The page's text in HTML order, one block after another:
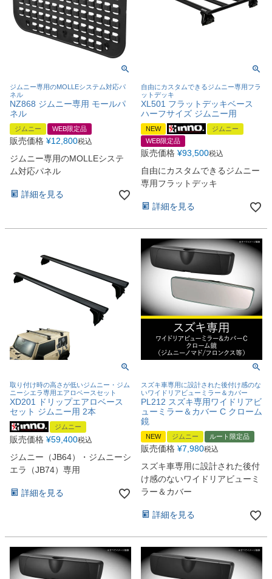
ジムニー専用のMOLLEシステム対応パ
ネル
NZ868 ジムニー専用 モールパ
ネル
ジムニー WEB限定品
販売価格 ¥12,800税込
ジムニー専用のMOLLEシステ
ム対応パネル
詳細を見る
自由にカスタムできるジムニー専用フラ
ットデッキ
XL501 フラットデッキベース
ハーフサイズ ジムニー用
NEW
ジムニー
WEB限定品
販売価格 ¥93,500税込
自由にカスタムできるジムニー
専用フラットデッキ
詳細を見る
取り付け時の高さが低いジムニー・ジム
ニーシエラ専用エアロベースセット
XD201 ドリップエアロベース
セット ジムニー用 2本
ジムニー
販売価格 ¥59,400税込
ジムニー（JB64）・ジムニーシ
エラ（JB74）専用
詳細を見る
スズキ車専用に設計された後付け感のな
いワイドリアビューミラー＆カバー
PL212 スズキ専用ワイドリアビ
ューミラー＆カバー C クローム
鏡
NEW ジムニー ルート限定品
販売価格 ¥7,980税込
スズキ車専用に設計された後付
け感のないワイドリアビューミ
ラー＆カバー
詳細を見る